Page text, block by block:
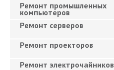
Ремонт промышленных
компьютеров
Ремонт серверов
Ремонт проекторов
Ремонт электрочайников